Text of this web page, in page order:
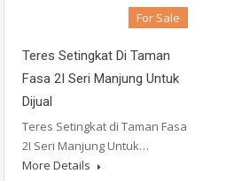
For Sale
Teres Setingkat Di Taman
Fasa 2I Seri Manjung Untuk
Dijual
Teres Setingkat di Taman Fasa
2I Seri Manjung Untuk…
More Details